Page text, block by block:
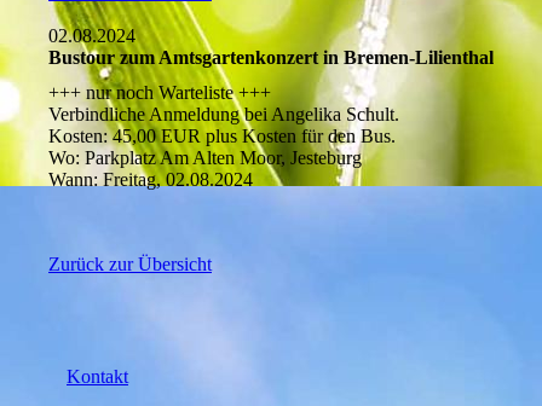
02.08.2024
Bustour zum Amtsgartenkonzert in Bremen-Lilienthal
+++ nur noch Warteliste +++
Verbindliche Anmeldung bei Angelika Schult.
Kosten: 45,00 EUR plus Kosten für den Bus.
Wo: Parkplatz Am Alten Moor, Jesteburg
Wann: Freitag, 02.08.2024
Zurück zur Übersicht
Kontakt